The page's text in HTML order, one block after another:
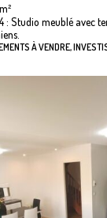
m²
Studio meublé avec
À VENDRE,